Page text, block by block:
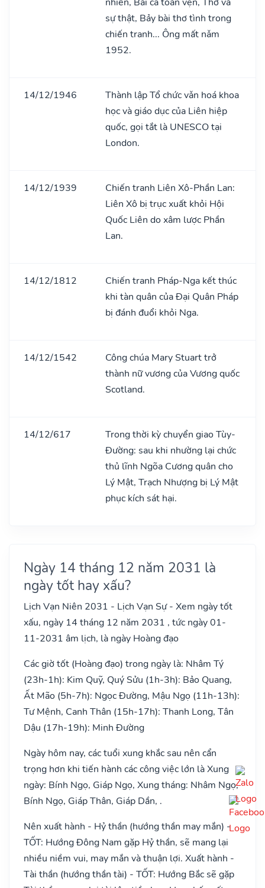
sự thật, Bảy bài thơ tình trong
chiến tranh... Ông mất nǎm
1952.
14/12/1946
Thành lập Tổ chức vǎn hoá khoa
học và giáo dục của Liên hiệp
quốc, gọi tắt là UNESCO tại
London.
14/12/1939
Chiến tranh Liên Xô-Phần Lan:
Liên Xô bị trục xuất khỏi Hội
Quốc Liên do xâm lược Phần
Lan.
14/12/1812
Chiến tranh Pháp-Nga kết thúc
khi tàn quân của Đại Quân Pháp
bị đánh đuổi khỏi Nga.
14/12/1542
Công chúa Mary Stuart trở
thành nữ vương của Vương quốc
Scotland.
14/12/617
Trong thời kỳ chuyển giao Tùy-
Đường: sau khi nhường lại chức
thủ lĩnh Ngõa Cương quân cho
Lý Mật, Trạch Nhượng bị Lý Mật
phục kích sát hại.
Ngày 14 tháng 12 năm 2031 là
ngày tốt hay xấu?
Lịch Vạn Niên 2031 - Lịch Vạn Sự - Xem ngày tốt
xấu, ngày 14 tháng 12 năm 2031 , tức ngày 01-
11-2031 âm lịch, là ngày Hoàng đạo
Các giờ tốt (Hoàng đạo) trong ngày là: Nhâm Tý
(23h-1h): Kim Quỹ, Quý Sửu (1h-3h): Bảo Quang,
Ất Mão (5h-7h): Ngọc Đường, Mậu Ngọ (11h-13h):
Tư Mệnh, Canh Thân (15h-17h): Thanh Long, Tân
Dậu (17h-19h): Minh Đường
Ngày hôm nay, các tuổi xung khắc sau nên cẩn
trọng hơn khi tiến hành các công việc lớn là Xung
ngày: Bính Ngọ, Giáp Ngọ, Xung tháng: Nhâm Ngọ,
Bính Ngọ, Giáp Thân, Giáp Dần, .
Nên xuất hành - Hỷ thần (hướng thần may mắn) -
TỐT: Hướng Đông Nam gặp Hỷ thần, sẽ mang lại
nhiều niềm vui, may mắn và thuận lợi. Xuất hành -
Tài thần (hướng thần tài) - TỐT: Hướng Bắc sẽ gặp